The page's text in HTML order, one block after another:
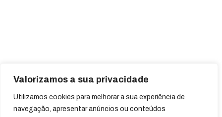
Valorizamos a sua privacidade
Utilizamos cookies para melhorar a sua experiência de
navegação, apresentar anúncios ou conteúdos